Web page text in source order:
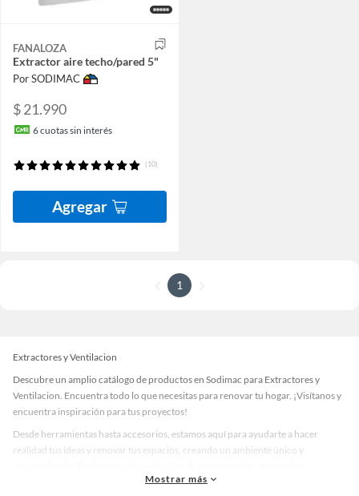
FANALOZA
Extractor aire techo/pared 5"
Por SODIMAC
$ 21.990
6cuotas sin interés
(10)
Agregar
1
Extractores y Ventilacion
Descubre un amplio catálogo de productos en Sodimac para Extractores y
Ventilacion. Encuentra todo lo que necesitas para renovar tu hogar. ¡Visítanos y
encuentra inspiración para tus proyectos!
Desde herramientas hasta accesorios, estamos aquí para ayudarte a hacer
realidad tus ideas y renovar tus espacios, creando un ambiente único y
accesorios de calidad que te ayudarán a crear un espacio más tú.
Mostrar más